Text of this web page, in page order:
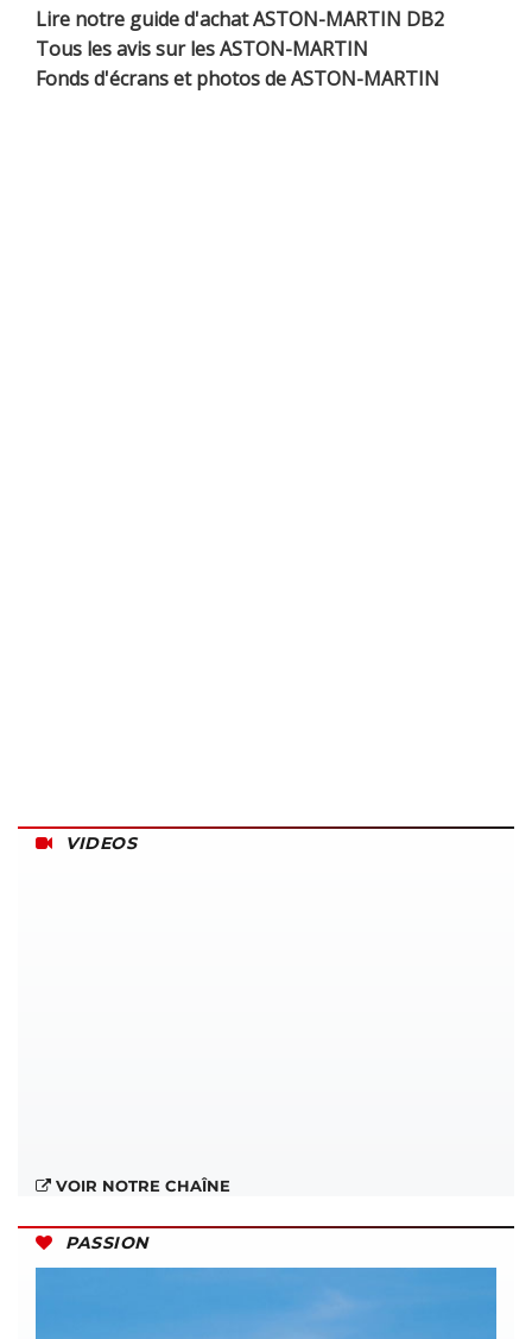
Lire notre guide d'achat ASTON-MARTIN DB2
Tous les avis sur les ASTON-MARTIN
Fonds d'écrans et photos de ASTON-MARTIN
VIDEOS
VOIR NOTRE CHAÎNE
PASSION